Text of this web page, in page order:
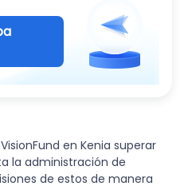
en Kenia superar
la administración de
de estos de manera